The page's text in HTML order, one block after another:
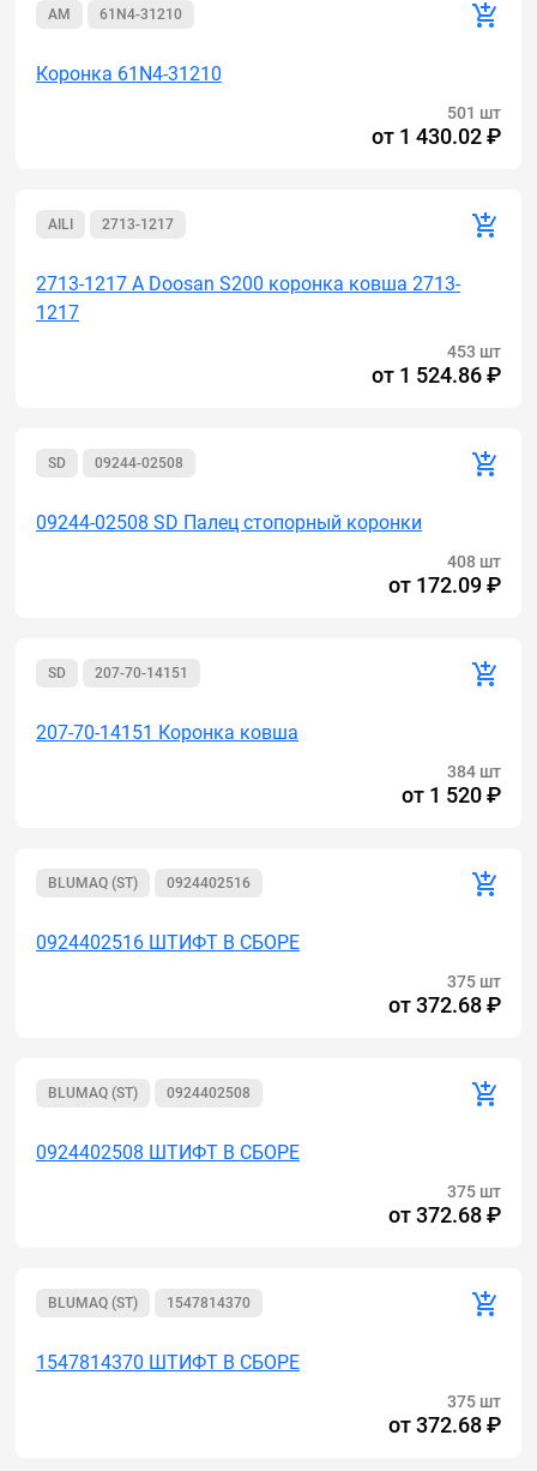
AM 61N4-31210
Коронка 61N4-31210
501 шт
от 1 430.02 ₽
AILI 2713-1217
2713-1217 A Doosan S200 коронка ковша 2713-
1217
453 шт
от 1 524.86 ₽
SD 09244-02508
09244-02508 SD Палец стопорный коронки
408 шт
от 172.09 ₽
SD 207-70-14151
207-70-14151 Коронка ковша
384 шт
от 1 520 ₽
BLUMAQ (ST) 0924402516
0924402516 ШТИФТ В СБОРЕ
375 шт
от372.68 ₽
BLUMAQ (ST) 0924402508
0924402508 ШТИФТ В СБОРЕ
375 шт
от372.68 ₽
BLUMAQ (ST) 1547814370
1547814370 ШТИФТ В СБОРЕ
375 шт
от372.68 ₽